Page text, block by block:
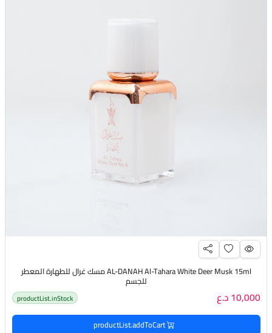
AL-DANAH Al-Tahara White Deer Musk 15ml مسك غرال للطهارة المعطر
للجسم
10,000 د.ع productList.inStock
productList.addToCart